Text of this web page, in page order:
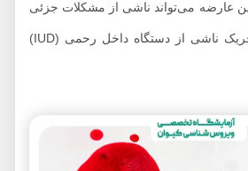
می‌تواند ناشی از مشکلات جزئی
یا تحریک ناشی از دستگاه داخل رحمی (IUD)